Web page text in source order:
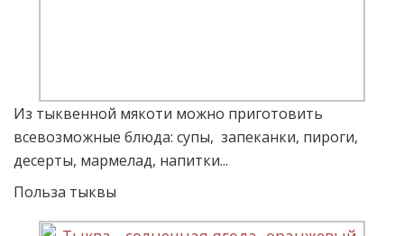
Из тыквенной мякоти можно приготовить
всевозможные блюда: супы, запеканки, пироги,
десерты, мармелад, напитки...
Польза тыквы